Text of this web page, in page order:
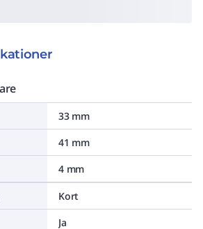
33 mm
41 mm
4 mm
Kort
Ja